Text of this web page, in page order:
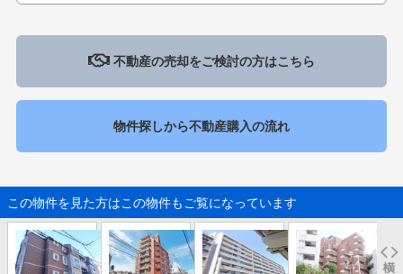
不動産の売却をご検討の方はこちら
物件探しから不動産購入の流れ
この物件を見た方はこの物件もご覧になっています